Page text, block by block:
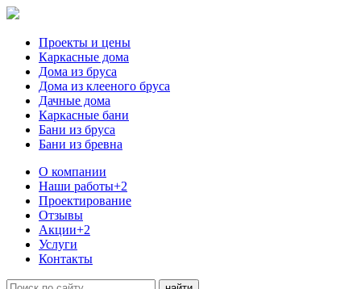
Проекты и цены
Каркасные дома
Дома из бруса
Дома из клееного бруса
Дачные дома
Каркасные бани
Бани из бруса
Бани из бревна
О компании
Наши работы+2
Проектирование
Отзывы
Акции+2
Услуги
Контакты